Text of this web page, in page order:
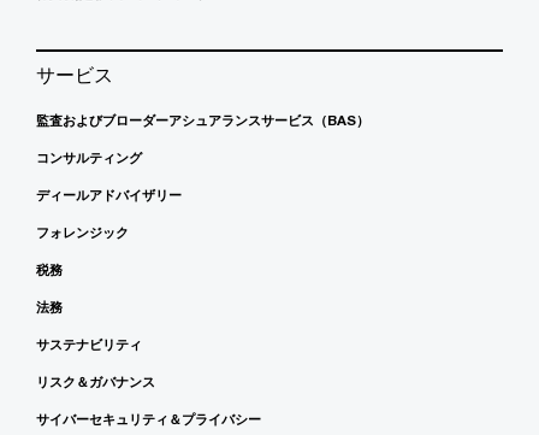
サービス
監査およびブローダーアシュアランスサービス（BAS）
コンサルティング
ディールアドバイザリー
フォレンジック
税務
法務
サステナビリティ
リスク＆ガバナンス
サイバーセキュリティ＆プライバシー